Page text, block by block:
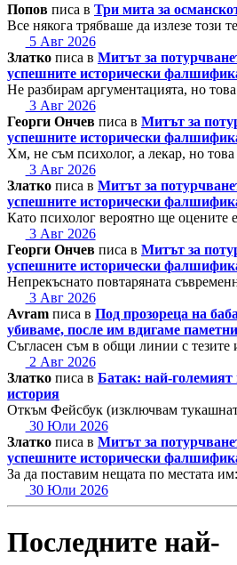
Попов писа в Три мита за
Все някога трябваше да излезе този
5 Авг 2026
Златко писа в Митът за
успешните исторически
Не разбирам аргументацията, но
3 Авг 2026
Георги Ончев писа в Митът за
успешните исторически
Хм, не съм психолог, а лекар, но това
3 Авг 2026
Златко писа в Митът за
успешните исторически
Като психолог вероятно ще оцените
3 Авг 2026
Георги Ончев писа в Митът за
успешните исторически
Непрекъснато повтаряната
3 Авг 2026
Avram писа в Под прозореца на
убиваме, после им вдигаме
Съгласен съм в общи линии с тезите
2 Авг 2026
Златко писа в Батак: най-големият
история
Откъм Фейсбук (изключвам
30 Юли 2026
Златко писа в Митът за
успешните исторически
За да поставим нещата по местата
30 Юли 2026
Последните най-